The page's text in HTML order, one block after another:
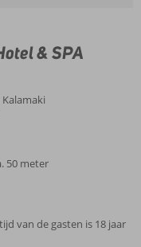
& SPA
50 meter
van de gasten is 18 jaar